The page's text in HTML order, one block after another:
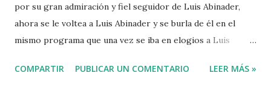
por su gran admiración y fiel seguidor de Luis Abinader,
ahora se le voltea a Luis Abinader y se burla de él en el
mismo programa que una vez se iba en elogios a Luis
COMPARTIR PUBLICAR UN COMENTARIO LEER MÁS »